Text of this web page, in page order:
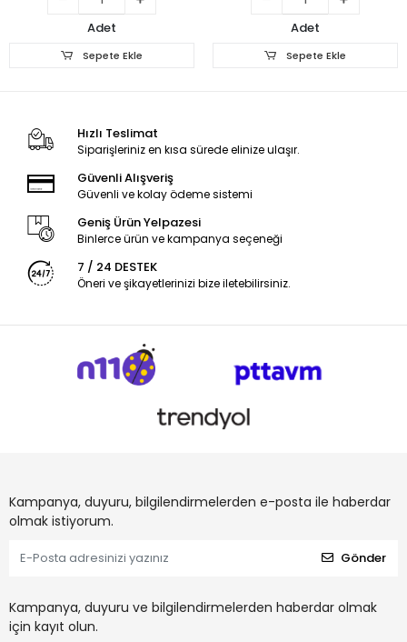
Adet
Sepete Ekle
Adet
Sepete Ekle
Hızlı Teslimat
Siparişleriniz en kısa sürede elinize ulaşır.
Güvenli Alışveriş
Güvenli ve kolay ödeme sistemi
Geniş Ürün Yelpazesi
Binlerce ürün ve kampanya seçeneği
7 / 24 DESTEK
Öneri ve şikayetlerinizi bize iletebilirsiniz.
Kampanya, duyuru, bilgilendirmelerden e-posta ile haberdar
olmak istiyorum.
Gönder
Kampanya, duyuru ve bilgilendirmelerden haberdar olmak
için kayıt olun.